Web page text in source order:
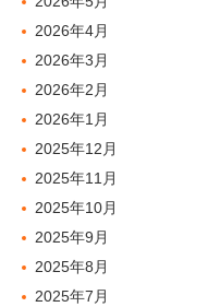
2026年4月
2026年3月
2026年2月
2026年1月
2025年12月
2025年11月
2025年10月
2025年9月
2025年8月
2025年7月